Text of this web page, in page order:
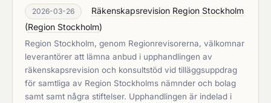
2026-03-26
Räkenskapsrevision Region Stockholm
(Region Stockholm)
Region Stockholm, genom Regionrevisorerna, välkomnar
leverantörer att lämna anbud i upphandlingen av
räkenskapsrevision och konsultstöd vid tilläggsuppdrag
för samtliga av Region Stockholms nämnder och bolag
samt samt några stiftelser. Upphandlingen är indelad i